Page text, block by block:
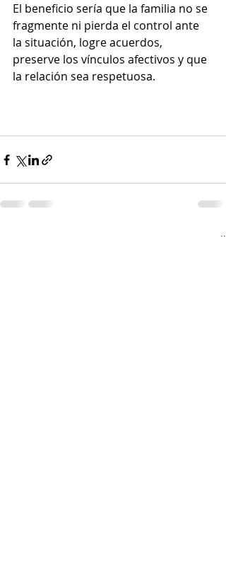
El beneficio sería que la familia no se
fragmente ni pierda el control ante
la situación, logre acuerdos,
preserve los vínculos afectivos y que
la relación sea respetuosa.
See All